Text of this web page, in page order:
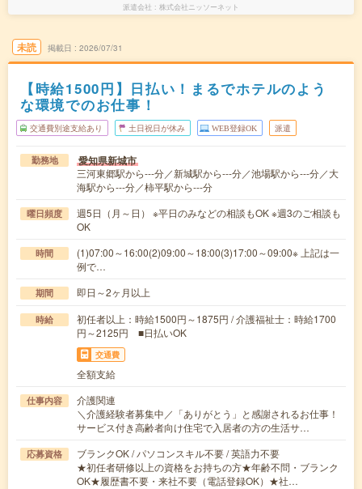
派遣会社 株式会社ニッソーネット
未読 掲載日 2026/07/31
【時給1500円】日払い！まるでホテルのよう
な環境でのお仕事！
交通費別途支給あり 土日祝日が休み WEB登録OK 派遣
勤務地 愛知県新城市
三河東郷駅から---分／新城駅から---分／池場駅から---分／大
海駅から---分／柿平駅から---分
曜日頻度
週5日（月～日） ※平日のみなどの相談もOK ※週3のご相談も
OK
時間
(1)07:00～16:00(2)09:00～18:00(3)17:00～09:00※ 上記は一
例で…
期間 即日～2ヶ月以上
時給
初任者以上：時給1500円～1875円 / 介護福祉士：時給1700
円～2125円 ■日払いOK
交通費
全額支給
仕事内容
介護関連
＼介護経験者募集中／「ありがとう」と感謝されるお仕事！
サービス付き高齢者向け住宅で入居者の方の生活サ…
応募資格
ブランクOK / パソコンスキル不要 / 英語力不要
★初任者研修以上の資格をお持ちの方★年齢不問・ブランク
OK★履歴書不要・来社不要（電話登録OK）★社…